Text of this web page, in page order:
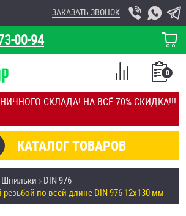
СКЛАДА! НА ВСЁ 70% СКИДКА!!!
00-94
ЗАКАЗАТЬ ЗВОНОК
КОРЗИНА
КАТАЛОГ ТОВАРОВ
0
СПИСОК
СРАВНЕНИЕ
скидкой
Шпильки
DIN 976
по всей длине DIN 976 12х130 мм